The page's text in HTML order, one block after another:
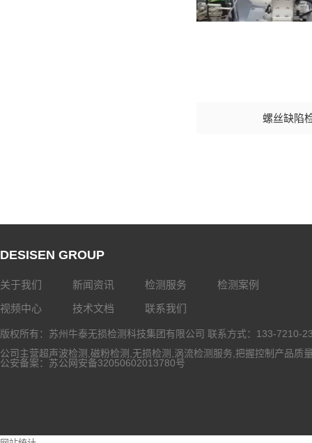
螺丝缺陷
DESISEN GROUP
关于我们 新闻资讯 检测服务
检测案例
视频中心
技术文档 联系我们
版权所有：苏州牛泰无损检测科技集团有限公司 联系方式：133-7210-
公司主营超声波检测 磁粉检测 无损检测 涡流检测服务 ,把握控制产品质
公安备案： 苏公网安备32050602013780号